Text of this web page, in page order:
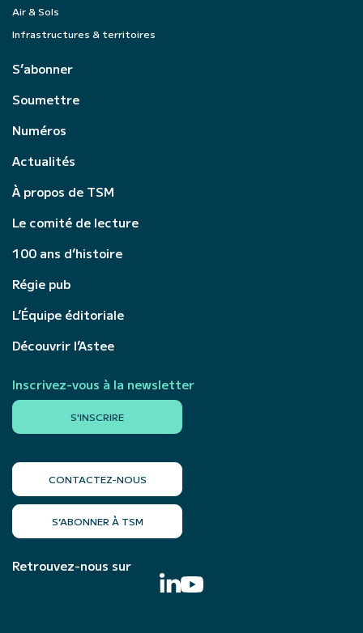
Air & Sols
Infrastructures & territoires
S’abonner
Soumettre
Numéros
Actualités
À propos de TSM
Le comité de lecture
100 ans d’histoire
Régie pub
L’Équipe éditoriale
Découvrir l’Astee
Inscrivez-vous à la newsletter
S'INSCRIRE
CONTACTEZ-NOUS
S’ABONNER À TSM
Retrouvez-nous sur